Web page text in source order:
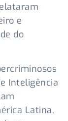
e
do
Inteligência
Latina,